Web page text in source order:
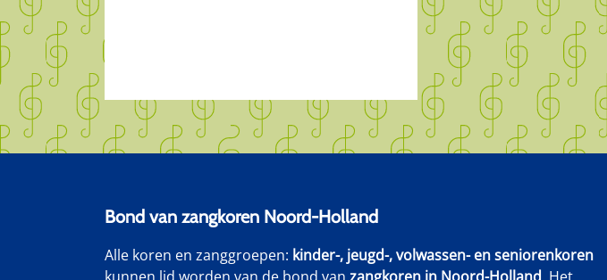
Bond van zangkoren Noord-Holland
Alle koren en zanggroepen: kinder-, jeugd-, volwassen- en seniorenkoren